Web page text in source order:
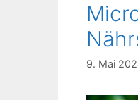
9. Mai